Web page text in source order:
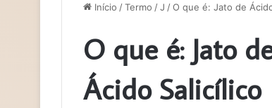
Início /Termo /J /O que é: Jato de
O que é: Jato
Ácido Salicílico